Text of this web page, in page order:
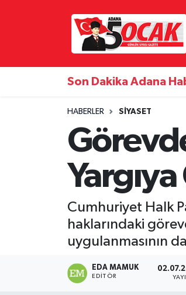
Son Dakika Adana
HABERLER SIYASET
Cumhuriyet Halk
haklarındaki
uygulanmasının
EDA MAMUK
EDITÖR
Gündem
Magazin
Hava Durumu
Tüm Manşetler
Son Dakika Haberleri